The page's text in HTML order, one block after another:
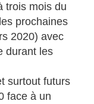
trois mois du
prochaines
2020) avec
durant les
surtout futurs
face à un